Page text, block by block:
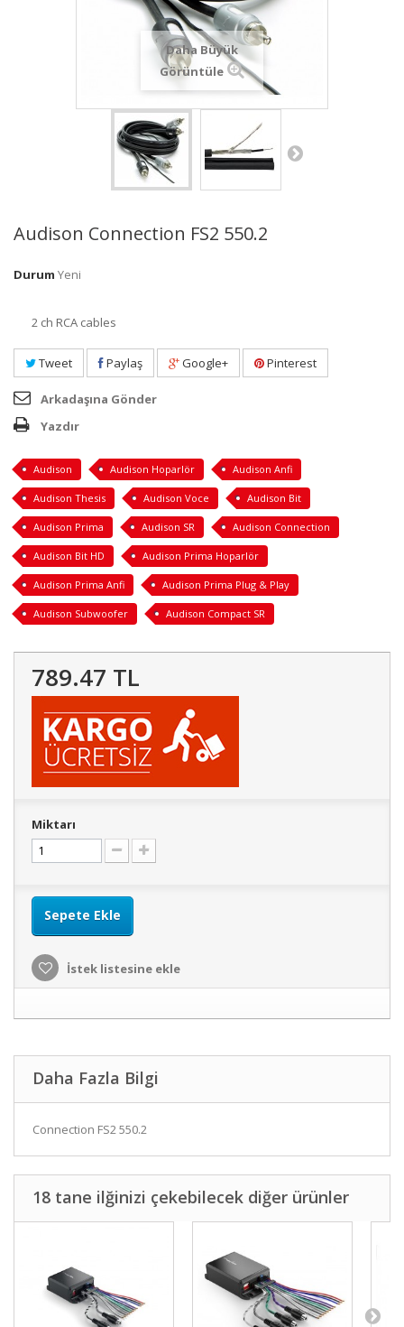
Daha Büyük
Görüntüle
Audison Connection FS2 550.2
Durum Yeni
2 ch RCA cables
Tweet Paylaş Google+ Pinterest
Arkadaşına Gönder
Yazdır
Audison Audison Hoparlör Audison Anfi
Audison Thesis Audison Voce Audison Bit
Audison Prima Audison SR Audison Connection
Audison Bit HD Audison Prima Hoparlör
Audison Prima Anfi Audison Prima Plug & Play
Audison Subwoofer Audison Compact SR
789.47 TL
Miktarı
Sepete Ekle
İstek listesine ekle
Daha Fazla Bilgi
Connection FS2 550.2
18 tane ilğinizi çekebilecek diğer ürünler